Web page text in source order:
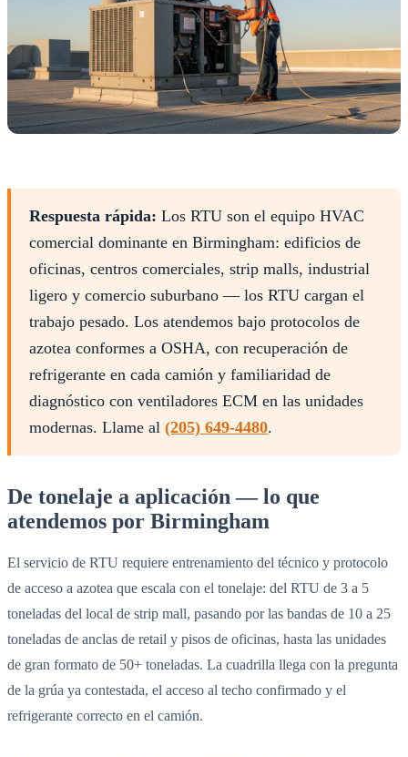
Respuesta rápida: Los RTU son el equipo HVAC
comercial dominante en Birmingham: edificios de
oficinas, centros comerciales, strip malls, industrial
ligero y comercio suburbano — los RTU cargan el
trabajo pesado. Los atendemos bajo protocolos de
azotea conformes a OSHA, con recuperación de
refrigerante en cada camión y familiaridad de
diagnóstico con ventiladores ECM en las unidades
modernas. Llame al (205) 649-4480.
De tonelaje a aplicación — lo que
atendemos por Birmingham
El servicio de RTU requiere entrenamiento del técnico y protocolo
de acceso a azotea que escala con el tonelaje: del RTU de 3 a 5
toneladas del local de strip mall, pasando por las bandas de 10 a 25
toneladas de anclas de retail y pisos de oficinas, hasta las unidades
de gran formato de 50+ toneladas. La cuadrilla llega con la pregunta
de la grúa ya contestada, el acceso al techo confirmado y el
refrigerante correcto en el camión.